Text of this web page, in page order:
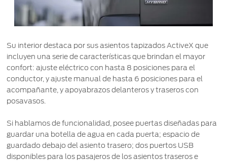
Su interior destaca por sus asientos tapizados ActiveX que
incluyen una serie de características que brindan el mayor
confort: ajuste eléctrico con hasta 8 posiciones para el
conductor, y ajuste manual de hasta 6 posiciones para el
acompañante, y apoyabrazos delanteros y traseros con
posavasos.
Si hablamos de funcionalidad, posee puertas diseñadas para
guardar una botella de agua en cada puerta; espacio de
guardado debajo del asiento trasero; dos puertos USB
disponibles para los pasajeros de los asientos traseros e